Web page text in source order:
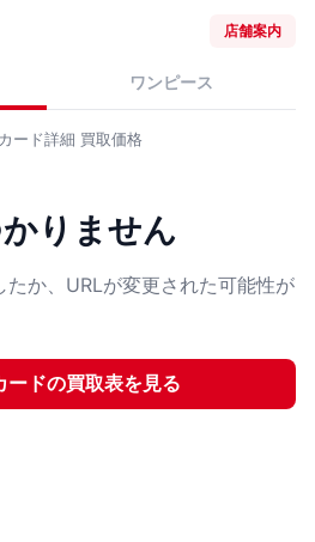
店舗案内
ワンピース
カード詳細 買取価格
りません
か、URLが変更された可能性が
ードの買取表を見る